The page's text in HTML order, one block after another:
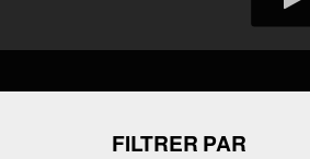
FILTRER PAR